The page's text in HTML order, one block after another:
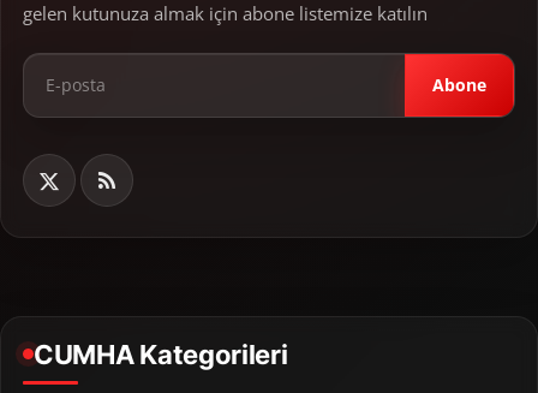
gelen kutunuza almak için abone listemize katılın
Abone
CUMHA Kategorileri